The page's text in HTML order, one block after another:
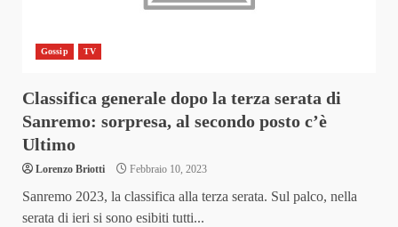
Gossip TV
Classifica generale dopo la terza serata di
Sanremo: sorpresa, al secondo posto c’è
Ultimo
Lorenzo Briotti Febbraio 10, 2023
Sanremo 2023, la classifica alla terza serata. Sul palco, nella
serata di ieri si sono esibiti tutti...